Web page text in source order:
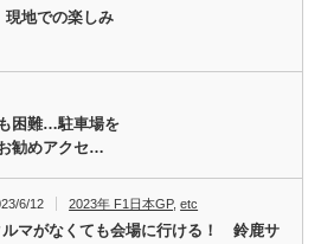
現地での楽しみ
困難…駐車場を
勧めアクセ…
6/12 2023年 F1日本GP,etc
ルマがなくても会場に行ける！ 鈴鹿サ